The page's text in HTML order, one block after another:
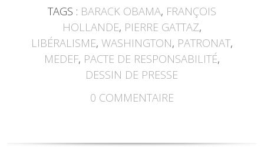
TAGS : BARACK OBAMA, FRANÇOIS
HOLLANDE, PIERRE GATTAZ,
LIBÉRALISME, WASHINGTON, PATRONAT,
MEDEF, PACTE DE RESPONSABILITÉ,
DESSIN DE PRESSE
0 COMMENTAIRE